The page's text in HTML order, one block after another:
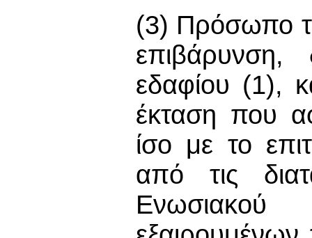
(3) Πρόσωπο
επιβάρυνση,
εδαφίου (1),
έκταση που
ίσο με το
από τις